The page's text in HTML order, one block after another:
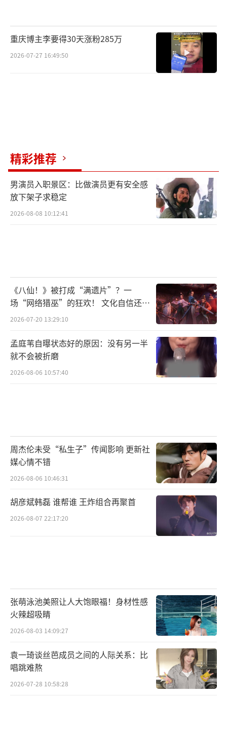
多元策略稳步变现
前行。不同于A组的策略，B组更注重精准定位
需求、高效利用资源：颜安带领林可雯抵达商
场后，精准向买家输出产品卖点，快速卖出三
箱水；肖然心、迈利撒则瞄准女性用户需求，
迈利撒进货饰品途中，灵儿身兼统筹，一边跟
进行程，一边协调前往杭州的顺风车并成功砍
价；张予曦则展现出极强的风险意识，在出发
补货，不放过任何增收机会。随着截止时间临
近，全员进入冲刺状态，先行抵达杭州的成员
立即投入街边售卖，后续队伍汇合后并肩作
成长清晰可见：尚雯婕的洞察与果决、李佳琦
的实干与市场敏感、张予曦的细致与风险把
控、颜安的务实与高效，四位合伙人在规则限
制下巧妙引导，成为团队不可或缺的支撑。而7
位候选人则在实战中展现出坚韧、灵活与协作
精神，于挫折中寻突破，于行动中积攒经验。
芒果TV、22:00湖南卫视《合伙人》筹备篇，合
伙人们的挑战还在继续！（责任编辑：0935）
重庆博主李要得30天涨粉285万
2026-07-27 16:49:50
精彩推荐
男演员入职景区：比做演员更有安全感
放下架子求稳定
2026-08-08 10:12:41
《八仙！》被打成“满遗片”？一
场“网络猎巫”的狂欢！ 文化自信还是
焦虑？
2026-07-20 13:29:10
孟庭苇自曝状态好的原因：没有另一半
就不会被折磨
2026-08-06 10:57:40
周杰伦未受“私生子”传闻影响 更新社
媒心情不错
2026-08-06 10:46:31
胡彦斌韩磊 谁帮谁 王炸组合再聚首
2026-08-07 22:17:20
张萌泳池美照让人大饱眼福！身材性感
火辣超吸睛
2026-08-03 14:09:27
袁一琦谈丝芭成员之间的人际关系：比
唱跳难熬
2026-07-28 10:58:28